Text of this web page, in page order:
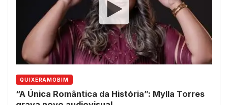
QUIXERAMOBIM
“A Única Romântica da História”: Mylla Torres